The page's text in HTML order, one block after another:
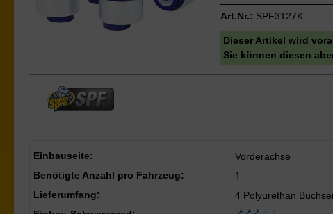
Art.Nr.: SPF3127K
Dieser Artikel wird
Sie können diesen
Einbauseite:
Vorderachse
Benötigte Anzahl pro Fahrzeug:
1
Lieferumfang:
4 Polyurethan